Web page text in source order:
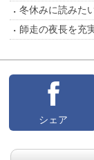
冬休みに読みた
師走の夜長を充
シェア